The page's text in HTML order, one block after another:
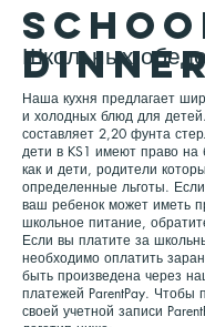
Школьных
Наша кухня предлагает
и холодных блюд для
составляет 2,20 фунта
дети в KS1 имеют право на
как и дети, родители
определенные льготы.
ваш ребенок может иметь
школьное питание,
Если вы платите за
необходимо оплатить
быть произведена через
платежей ParentPay. Чтобы
своей учетной записи